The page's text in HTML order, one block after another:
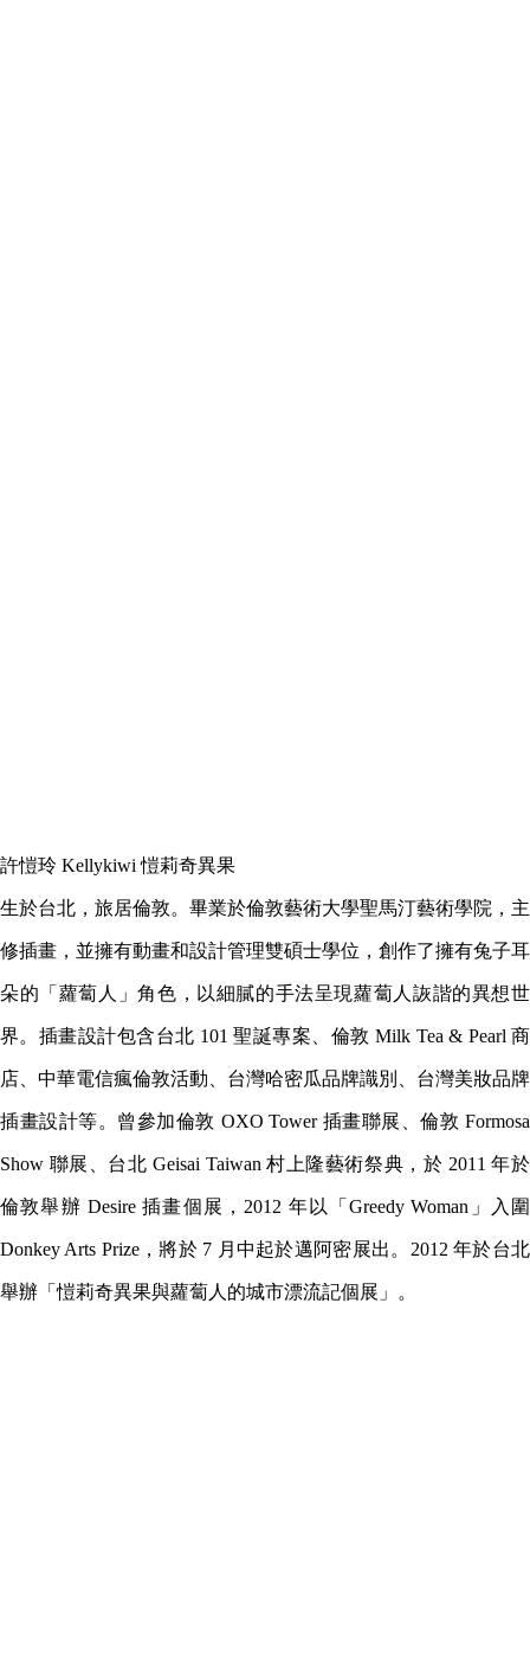
許愷玲 Kellykiwi 愷莉奇異果
生於台北，旅居倫敦。畢業於倫敦藝術大學聖馬汀藝術學院，主
修插畫，並擁有動畫和設計管理雙碩士學位，創作了擁有兔子耳
朵的「蘿蔔人」角色，以細膩的手法呈現蘿蔔人詼諧的異想世
界。插畫設計包含台北 101 聖誕專案、倫敦 Milk Tea & Pearl 商
店、中華電信瘋倫敦活動、台灣哈密瓜品牌識別、台灣美妝品牌
插畫設計等。曾參加倫敦 OXO Tower 插畫聯展、倫敦 Formosa
Show 聯展、台北 Geisai Taiwan 村上隆藝術祭典，於 2011 年於
倫敦舉辦 Desire 插畫個展，2012 年以「Greedy Woman」入圍
Donkey Arts Prize，將於 7 月中起於邁阿密展出。2012 年於台北
舉辦「愷莉奇異果與蘿蔔人的城市漂流記個展」。